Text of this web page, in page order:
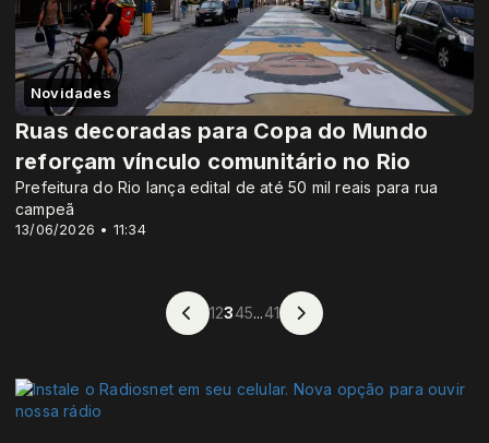
Novidades
13/06/2026 • 11:34
Ruas decoradas para Copa do Mundo
reforçam vínculo comunitário no Rio
Prefeitura do Rio lança edital de até 50 mil reais para rua
campeã
12345...41